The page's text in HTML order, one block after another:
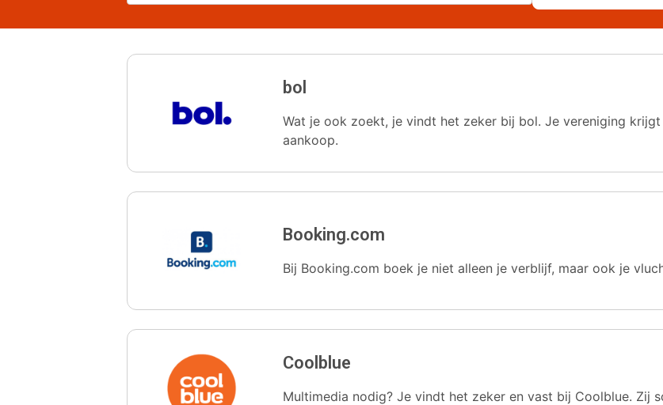
bol
Wat je ook zoekt, je vindt het zeker bij bol. Je vereniging krijgt
aankoop.
Booking.com
Bij Booking.com boek je niet alleen je verblijf, maar ook je
Coolblue
Multimedia nodig? Je vindt het zeker en vast bij Coolblue. Zij